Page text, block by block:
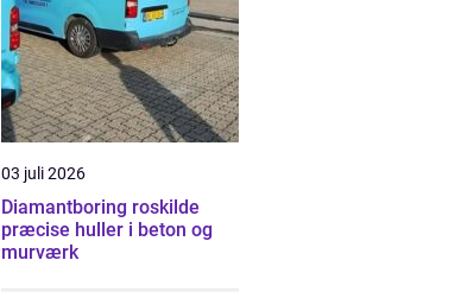
03 juli 2026
Diamantboring roskilde
præcise huller i beton og
murværk